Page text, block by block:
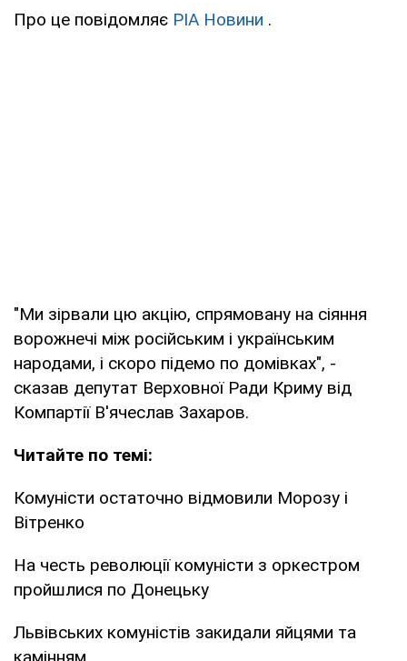
Про це повідомляє РІА Новини .
"Ми зірвали цю акцію, спрямовану на сіяння
ворожнечі між російським і українським
народами, і скоро підемо по домівках", -
сказав депутат Верховної Ради Криму від
Компартії В'ячеслав Захаров.
Читайте по темі:
Комуністи остаточно відмовили Морозу і
Вітренко
На честь революції комуністи з оркестром
пройшлися по Донецьку
Львівських комуністів закидали яйцями та
камінням